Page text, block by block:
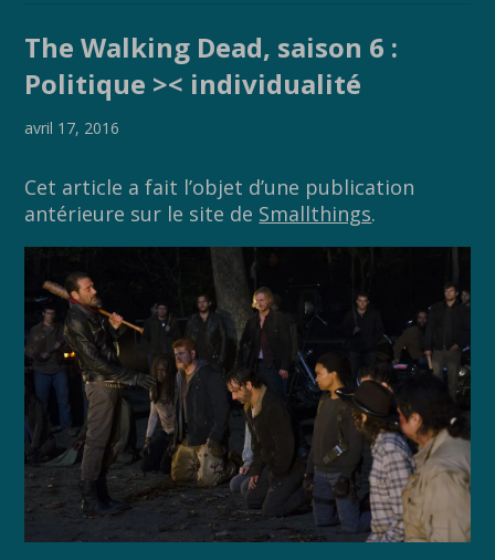
b
o
o
itt
er
p
y
Li
g
er
The Walking Dead, saison 6 :
Politique >< individualité
avril 17, 2016
Cet article a fait l’objet d’une publication
antérieure sur le site de Smallthings.